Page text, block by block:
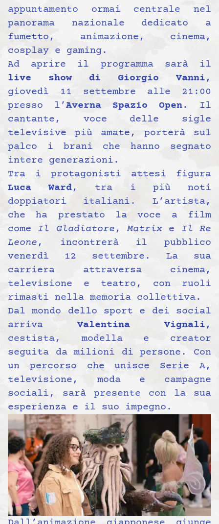
appuntamento ormai centrale nel
panorama nazionale dedicato a
fumetto, animazione, cinema,
cosplay e gaming.
Ad aprire il programma sarà il
live show di Giorgio Vanni ,
giovedì 11 settembre alle 21:00
presso l’Averna Spazio Open. Il
cantante, voce delle sigle
televisive più amate, porterà sul
palco i brani che hanno segnato
intere generazioni.
Tra i protagonisti attesi figura
Luca Ward, tra i più noti
doppiatori italiani. L’artista,
che ha prestato la voce a film
come Il Gladiatore ,Matrix e Il Re
Leone , incontrerà il pubblico
venerdì 12 settembre. La sua
carriera attraversa cinema,
televisione e teatro, con ruoli
rimasti nella memoria collettiva.
Dal mondo dello sport e dei social
arriva Valentina Vignali ,
cestista, modella e creator
seguita da milioni di persone. Con
un percorso che unisce Serie A,
televisione, moda e campagne
sociali, sarà presente con la sua
esperienza e il suo impegno.